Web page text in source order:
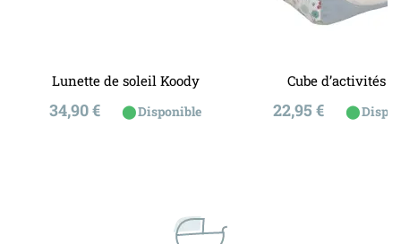
Lunette de soleil Koody
Prix
34,90 € ⬤Disponible
Cube d’activités
Prix
22,95 € ⬤